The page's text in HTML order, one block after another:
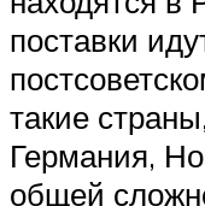
поставки
такие
Германия,
общей